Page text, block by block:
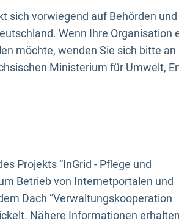
sich vorwiegend auf Behörden und
Wenn Ihre Organisation
möchte, wenden Sie sich bitte an
Ministerium für Umwelt,
Projekts “InGrid - Pflege und
Betrieb von Internetportalen und
Dach “Verwaltungskooperation
Nähere Informationen